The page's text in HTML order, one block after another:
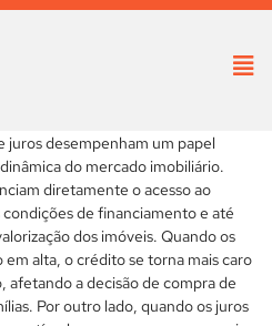
juros desempenham um papel
do mercado imobiliário.
diretamente o acesso ao
de financiamento e até
dos imóveis. Quando os
em alta, o crédito se torna mais caro
afetando a decisão de compra de
Por outro lado, quando os juros